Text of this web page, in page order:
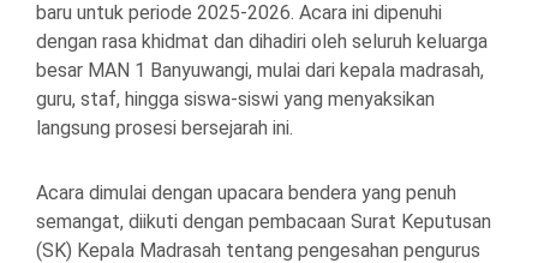
baru untuk periode 2025-2026. Acara ini dipenuhi
dengan rasa khidmat dan dihadiri oleh seluruh keluarga
besar MAN 1 Banyuwangi, mulai dari kepala madrasah,
guru, staf, hingga siswa-siswi yang menyaksikan
langsung prosesi bersejarah ini.
Acara dimulai dengan upacara bendera yang penuh
semangat, diikuti dengan pembacaan Surat Keputusan
(SK) Kepala Madrasah tentang pengesahan pengurus